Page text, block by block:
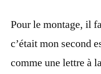
Pour le montage, il
c’était mon second
comme une lettre à